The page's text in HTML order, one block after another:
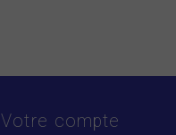
Votre compte